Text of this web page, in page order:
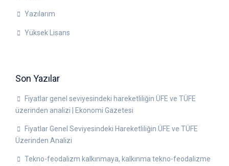
Yazılarım
Yüksek Lisans
Son Yazılar
Fiyatlar genel seviyesindeki hareketliliğin ÜFE ve TÜFE
üzerinden analizi | Ekonomi Gazetesi
Fiyatlar Genel Seviyesindeki Hareketliliğin ÜFE ve TÜFE
Üzerinden Analizi
Tekno-feodalizm kalkınmaya, kalkınma tekno-feodalizme